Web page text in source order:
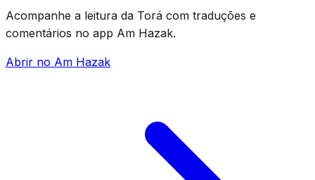
Acompanhe a leitura da Torá com traduções e
comentários no app Am Hazak.
Abrir no Am Hazak